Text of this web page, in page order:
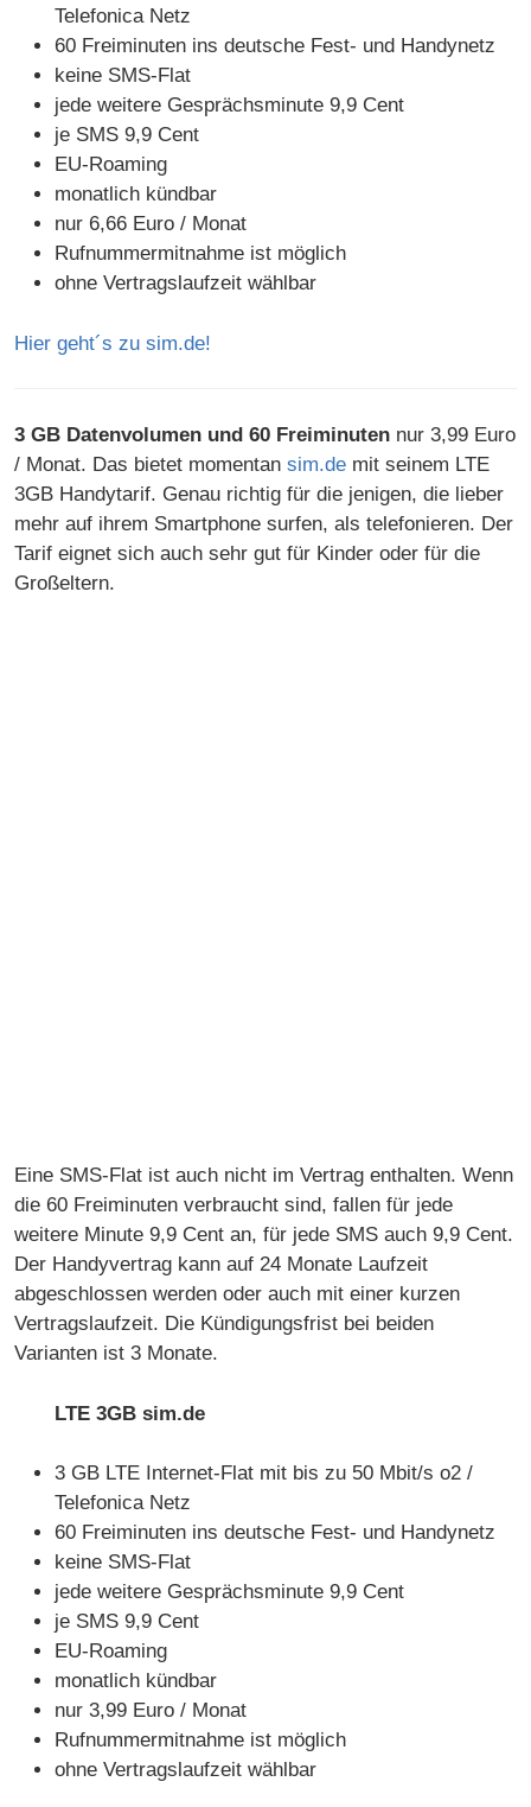
Telefonica Netz
60 Freiminuten ins deutsche Fest- und Handynetz
keine SMS-Flat
jede weitere Gesprächsminute 9,9 Cent
je SMS 9,9 Cent
EU-Roaming
monatlich kündbar
nur 6,66 Euro / Monat
Rufnummermitnahme ist möglich
ohne Vertragslaufzeit wählbar
Hier geht´s zu sim.de!
3 GB Datenvolumen und 60 Freiminuten nur 3,99 Euro
/ Monat. Das bietet momentan sim.de mit seinem LTE
3GB Handytarif. Genau richtig für die jenigen, die lieber
mehr auf ihrem Smartphone surfen, als telefonieren. Der
Tarif eignet sich auch sehr gut für Kinder oder für die
Großeltern.
Eine SMS-Flat ist auch nicht im Vertrag enthalten. Wenn
die 60 Freiminuten verbraucht sind, fallen für jede
weitere Minute 9,9 Cent an, für jede SMS auch 9,9 Cent.
Der Handyvertrag kann auf 24 Monate Laufzeit
abgeschlossen werden oder auch mit einer kurzen
Vertragslaufzeit. Die Kündigungsfrist bei beiden
Varianten ist 3 Monate.
LTE 3GB sim.de
3 GB LTE Internet-Flat mit bis zu 50 Mbit/s o2 /
Telefonica Netz
60 Freiminuten ins deutsche Fest- und Handynetz
keine SMS-Flat
jede weitere Gesprächsminute 9,9 Cent
je SMS 9,9 Cent
EU-Roaming
monatlich kündbar
nur 3,99 Euro / Monat
Rufnummermitnahme ist möglich
ohne Vertragslaufzeit wählbar